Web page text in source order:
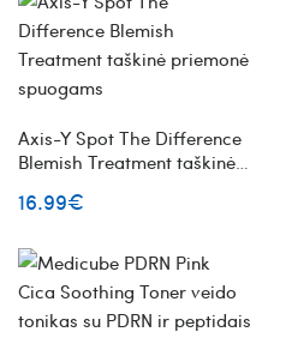
Axis-Y Spot The Difference
Blemish Treatment taškinė
16.99€